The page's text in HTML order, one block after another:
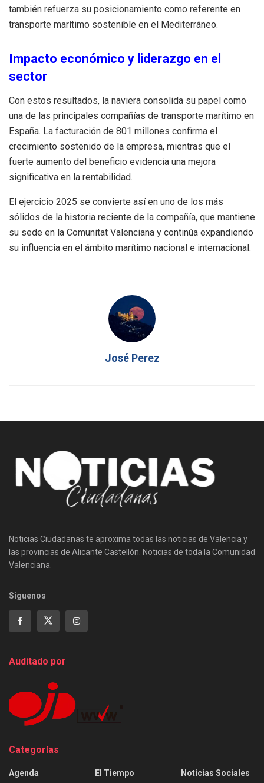
también refuerza su posicionamiento como referente en
transporte marítimo sostenible en el Mediterráneo.
Impacto económico y liderazgo en el
sector
Con estos resultados, la naviera consolida su papel como
una de las principales compañías de transporte marítimo en
España. La facturación de 801 millones confirma el
crecimiento sostenido de la empresa, mientras que el
fuerte aumento del beneficio evidencia una mejora
significativa en la rentabilidad.
El ejercicio 2025 se convierte así en uno de los más
sólidos de la historia reciente de la compañía, que mantiene
su sede en la Comunitat Valenciana y continúa expandiendo
su influencia en el ámbito marítimo nacional e internacional.
José Perez
Noticias Ciudadanas te aproxima todas las noticias de Valencia y
las provincias de Alicante Castellón. Noticias de toda la Comunidad
Valenciana.
Siguenos
Auditado por
Categorías
Agenda
El Tiempo
Noticias Sociales